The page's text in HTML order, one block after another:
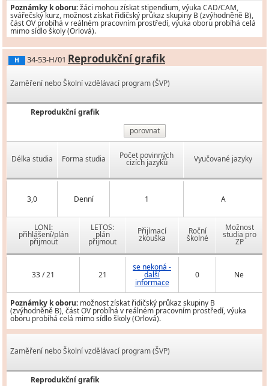
Poznámky k oboru:žáci mohou získat stipendium, výuka CAD/CAM,
svářečský kurz, možnost získat řidičský průkaz skupiny B (zvýhodněně B),
část OV probíhá v reálném pracovním prostředí, výuka oboru probíhá celá
mimo sídlo školy (Orlová).
H 34-53-H/01 Reprodukční grafik
Zaměření nebo Školní vzdělávací program (ŠVP)
Reprodukční grafik
porovnat
Délka studia Forma studia Počet povinných
cizích jazyků Vyučované jazyky
3,0 Denní 1 A
LONI:
přihlášení/plán
přijmout
LETOS:
plán
přijmout
Přijímací
zkouška
Roční
školné
Možnost
studia pro
ZP
33 / 21 21
se nekoná -
další
informace
0 Ne
Poznámky k oboru: možnost získat řidičský průkaz skupiny B
(zvýhodněně B), část OV probíhá v reálném pracovním prostředí, výuka
oboru probíhá celá mimo sídlo školy (Orlová).
Zaměření nebo Školní vzdělávací program (ŠVP)
Reprodukční grafik